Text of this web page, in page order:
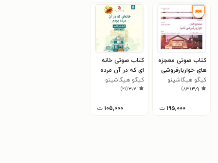
کتاب صوتی معجزه
های خواربارفروشی
نامیا
کیگو هیگاشینو
۳٫۹(۸۴)
۱۹۵,۰۰۰ ت
کتاب صوتی خانه
ای که در آن مرده
بودم
کیگو هیگاشینو
۳٫۷(۲۱)
۱۰۵,۰۰۰ ت